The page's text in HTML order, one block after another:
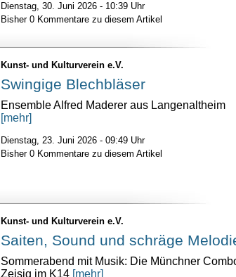
Dienstag, 30. Juni 2026 - 10:39 Uhr
Bisher 0 Kommentare zu diesem Artikel
Kunst- und Kulturverein e.V.
Swingige Blechbläser
Ensemble Alfred Maderer aus Langenaltheim
[mehr]
Dienstag, 23. Juni 2026 - 09:49 Uhr
Bisher 0 Kommentare zu diesem Artikel
Kunst- und Kulturverein e.V.
Saiten, Sound und schräge
Sommerabend mit Musik: Die Münchner
Zeisig im K14 [mehr]